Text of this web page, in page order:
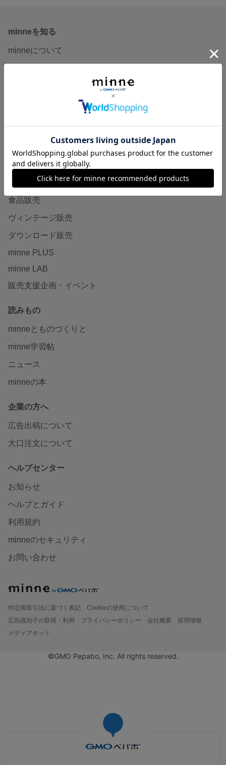
minneを知る
minneについて
作品販売について
minneで売りたい
食品販売
ヴィンテージ販売
ダウンロード販売
minne PLUS
minne LAB
販売支援企画・イベント
読みもの
minneとものづくりと
minne学習帖
ニュース
minneの本
企業の方へ
広告出稿について
大口注文について
ヘルプセンター
お知らせ
ヘルプとガイド
利用規約
minneのセキュリティ
お問い合わせ
特定商取引法に基づく表記
Cookieの使用について
広告識別子の取得・利用
プライバシーポリシー 会社概要
採用情報
メディアキット
©GMO Pepabo, Inc. All rights reserved.